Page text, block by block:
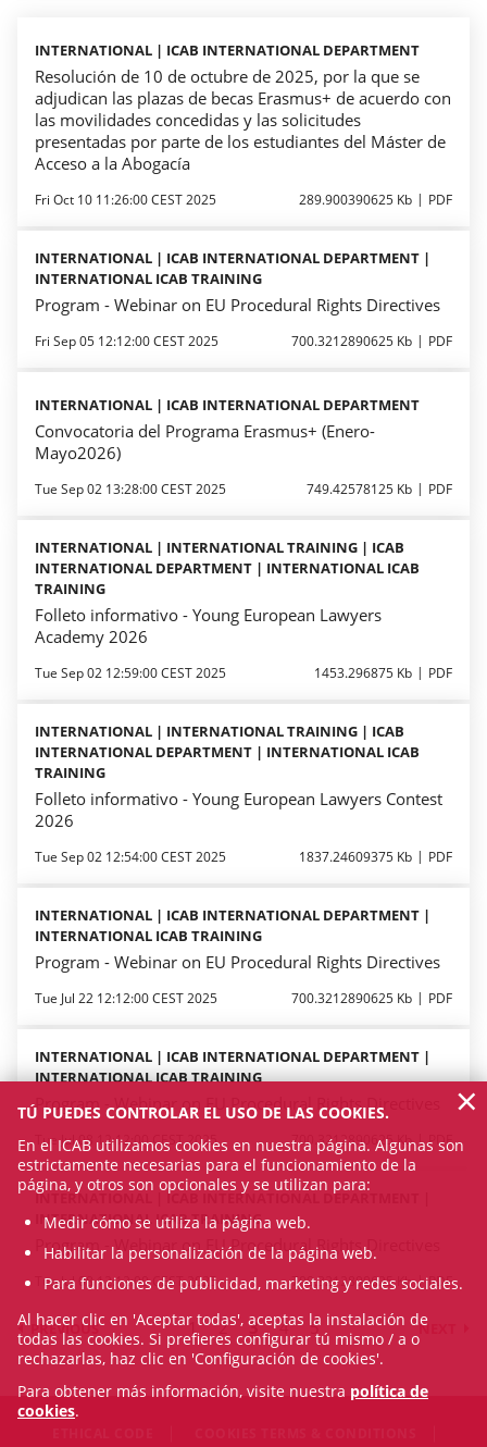
INTERNATIONAL | ICAB INTERNATIONAL DEPARTMENT
Resolución de 10 de octubre de 2025, por la que se
adjudican las plazas de becas Erasmus+ de acuerdo con
las movilidades concedidas y las solicitudes
presentadas por parte de los estudiantes del Máster de
Acceso a la Abogacía
Fri Oct 10 11:26:00 CEST 2025 289.900390625 Kb PDF
INTERNATIONAL | ICAB INTERNATIONAL DEPARTMENT |
INTERNATIONAL ICAB TRAINING
Program - Webinar on EU Procedural Rights Directives
Fri Sep 05 12:12:00 CEST 2025 700.3212890625 Kb PDF
INTERNATIONAL | ICAB INTERNATIONAL DEPARTMENT
Convocatoria del Programa Erasmus+ (Enero-
Mayo2026)
Tue Sep 02 13:28:00 CEST 2025 749.42578125 Kb PDF
INTERNATIONAL | INTERNATIONAL TRAINING | ICAB
INTERNATIONAL DEPARTMENT | INTERNATIONAL ICAB
TRAINING
Folleto informativo - Young European Lawyers
Academy 2026
Tue Sep 02 12:59:00 CEST 2025 1453.296875 Kb PDF
INTERNATIONAL | INTERNATIONAL TRAINING | ICAB
INTERNATIONAL DEPARTMENT | INTERNATIONAL ICAB
TRAINING
Folleto informativo - Young European Lawyers Contest
2026
Tue Sep 02 12:54:00 CEST 2025 1837.24609375 Kb PDF
INTERNATIONAL | ICAB INTERNATIONAL DEPARTMENT |
INTERNATIONAL ICAB TRAINING
Program - Webinar on EU Procedural Rights Directives
Tue Jul 22 12:12:00 CEST 2025 700.3212890625 Kb PDF
INTERNATIONAL | ICAB INTERNATIONAL DEPARTMENT |
INTERNATIONAL ICAB TRAINING
Program - Webinar on EU Procedural Rights Directives
Tue Jul 08 12:12:00 CEST 2025 700.3212890625 Kb PDF
INTERNATIONAL | ICAB INTERNATIONAL DEPARTMENT |
INTERNATIONAL ICAB TRAINING
Program - Webinar on EU Procedural Rights Directives
Tue Jul 08 12:12:00 CEST 2025 700.3212890625 Kb PDF
PREVIOUS 1 2 3 4 5 NEXT
TÚ PUEDES CONTROLAR EL USO DE LAS COOKIES.
En el ICAB utilizamos cookies en nuestra página. Algunas son
estrictamente necesarias para el funcionamiento de la
página, y otros son opcionales y se utilizan para:
Medir cómo se utiliza la página web.
Habilitar la personalización de la página web.
Para funciones de publicidad, marketing y redes sociales.
Al hacer clic en 'Aceptar todas', aceptas la instalación de
todas las cookies. Si prefieres configurar tú mismo / a o
rechazarlas, haz clic en 'Configuración de cookies'.
Para obtener más información, visite nuestra política de
cookies.
×